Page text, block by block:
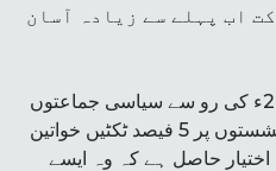
اب پہلے سے زیادہ آسان
انتخابی اصلاحات کے ایکٹ 2017ء کی رو سے سیاسی جماعتوں
کو پابند کیا گیا ہے کہ وہ عام نشستوں پر 5 فیصد ٹکٹیں خواتین
حاصل ہے کہ وہ ایسے